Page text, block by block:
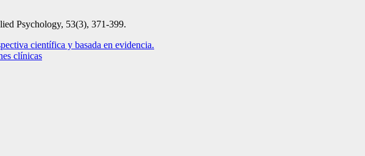
Psychology, 53(3), 371-399.
científica y basada en evidencia.
clínicas